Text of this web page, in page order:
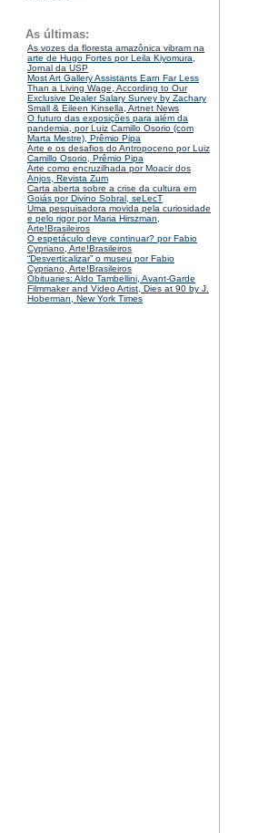
As últimas:
As vozes da floresta amazônica vibram na
arte de Hugo Fortes por Leila Kiyomura,
Jornal da USP
Most Art Gallery Assistants Earn Far Less
Than a Living Wage, According to Our
Exclusive Dealer Salary Survey by Zachary
Small & Eileen Kinsella, Artnet News
O futuro das exposições para além da
pandemia, por Luiz Camillo Osorio (com
Marta Mestre), Prêmio Pipa
Arte e os desafios do Antropoceno por Luiz
Camillo Osorio, Prêmio Pipa
Arte como encruzilhada por Moacir dos
Anjos, Revista Zum
Carta aberta sobre a crise da cultura em
Goiás por Divino Sobral, seLecT
Uma pesquisadora movida pela curiosidade
e pelo rigor por Maria Hirszman,
Arte!Brasileiros
O espetáculo deve continuar? por Fabio
Cypriano, Arte!Brasileiros
“Desverticalizar” o museu por Fabio
Cypriano, Arte!Brasileiros
Obituaries: Aldo Tambellini, Avant-Garde
Filmmaker and Video Artist, Dies at 90 by J.
Hoberman, New York Times